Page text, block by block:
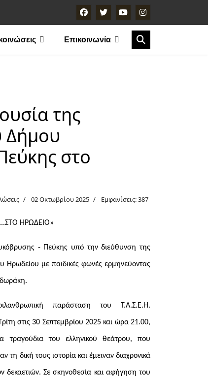
Επικοινωνία
της
Δήμου
στο
02 Οκτωβρίου 2025 Εμφανίσεις: 387
ΗΡΩΔΕΙΟ»
- Πεύκης υπό την διεύθυνση της
Ηρωδείου με παιδικές φωνές ερμηνεύοντας
παράσταση του Τ.Α.Σ.Ε.Η.
στις 30 Σεπτεμβρίου 2025 και ώρα 21.00,
τραγούδια του ελληνικού θεάτρου, που
δική τους ιστορία και έμειναν διαχρονικά
Σε σκηνοθεσία και αφήγηση του